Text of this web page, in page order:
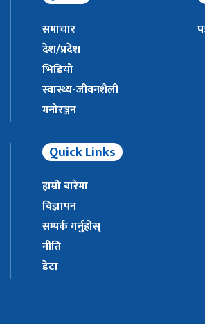
समाचार
देश/प्रदेश
भिडियो
स्वास्थ्य-जीवनशैली
मनोरञ्जन
Quick Links
हाम्रो बारेमा
विज्ञापन
सम्पर्क गर्नुहोस्
नीति
डेटा